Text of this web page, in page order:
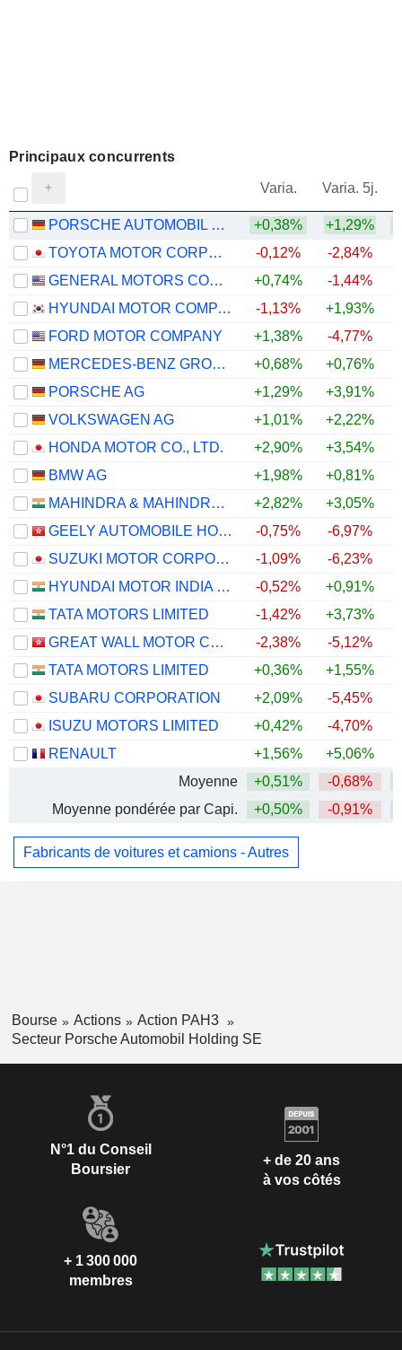
Principaux concurrents
Varia. Varia. 5j.
PORSCHE AUTOMOBIL HOLDING SE
+0,38% +1,29%
TOYOTA MOTOR CORPORATION
-0,12% -2,84%
GENERAL MOTORS COMPANY
+0,74% -1,44%
HYUNDAI MOTOR COMPANY
-1,13% +1,93%
FORD MOTOR COMPANY
+1,38% -4,77%
MERCEDES-BENZ GROUP AG
+0,68% +0,76%
PORSCHE AG
+1,29% +3,91%
VOLKSWAGEN AG
+1,01% +2,22%
HONDA MOTOR CO., LTD.
+2,90% +3,54%
BMW AG
+1,98% +0,81%
MAHINDRA & MAHINDRA LIMITED
+2,82% +3,05%
GEELY AUTOMOBILE HOLDINGS LIMITED
-0,75% -6,97%
SUZUKI MOTOR CORPORATION
-1,09% -6,23%
HYUNDAI MOTOR INDIA LIMITED
-0,52% +0,91%
TATA MOTORS LIMITED
-1,42% +3,73%
GREAT WALL MOTOR COMPANY LIMITED
-2,38% -5,12%
TATA MOTORS LIMITED
+0,36% +1,55%
SUBARU CORPORATION
+2,09% -5,45%
ISUZU MOTORS LIMITED
+0,42% -4,70%
RENAULT
+1,56% +5,06%
Moyenne
+0,51% -0,68%
Moyenne pondérée par Capi.
+0,50% -0,91%
Fabricants de voitures et camions - Autres
Bourse Actions
Action PAH3
Secteur Porsche Automobil Holding SE
N°1 du Conseil
Boursier
+ de 20 ans
à vos côtés
+ 1 300 000
membres